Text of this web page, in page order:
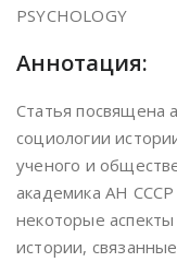
PSYCHOLOGY
Аннотация:
Статья посвящена
социологии
ученого и
академика АН
некоторые
истории,